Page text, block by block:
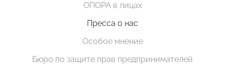
ОПОРА в лицах
Пресса о нас
Особое мнение
Бюро по защите прав предпринимателей